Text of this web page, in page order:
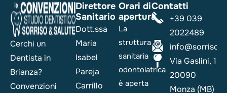
Cerchi un
Dentista in
Brianza?
Convenzioni
Direttore
Sanitario
Dott.ssa
Maria
Isabel
Pareja
Carrillo
Orari di
apertura
La
struttura
sanitaria
odontoiatrica
è aperta
Contatti
+39 039
2022489
Via Gaslini, 1
20090
Monza (MB)